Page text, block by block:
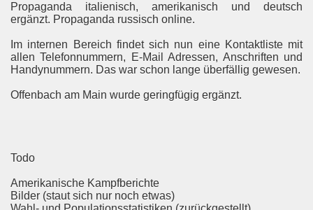
Propaganda italienisch, amerikanisch und deutsch
ergänzt. Propaganda russisch online.
Im internen Bereich findet sich nun eine Kontaktliste mit
allen Telefonnummern, E-Mail Adressen, Anschriften und
Handynummern. Das war schon lange überfällig gewesen.
Offenbach am Main wurde geringfügig ergänzt.
Todo
Amerikanische Kampfberichte
Bilder (staut sich nur noch etwas)